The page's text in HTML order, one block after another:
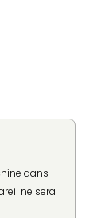
dans
ne sera